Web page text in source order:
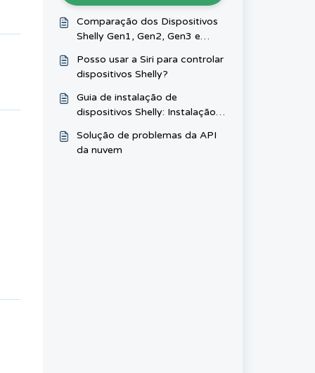
Comparação dos Dispositivos
Shelly Gen1, Gen2, Gen3 e
Posso usar a Siri para controlar
dispositivos Shelly?
Guia de instalação de
dispositivos Shelly: Instalação
para proteção contra picos de
tensão
Solução de problemas da API
da nuvem